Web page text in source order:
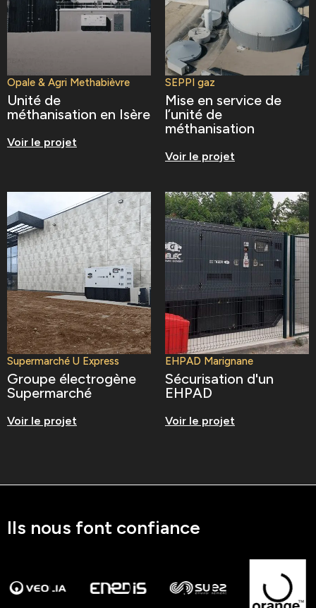
Opale & Agri Methabièvre
Unité de
méthanisation en Isère
Voir le projet
SEPPI gaz
Mise en service de
l’unité de
méthanisation
Voir le projet
Supermarché U Express
Groupe électrogène
Supermarché
Voir le projet
EHPAD Marignane
Sécurisation d'un
EHPAD
Voir le projet
Ils nous font confiance